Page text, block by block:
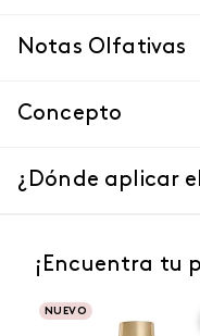
Notas Olfativas
Concepto
¿Dónde aplicar
¡Encuentra tu
NUEVO